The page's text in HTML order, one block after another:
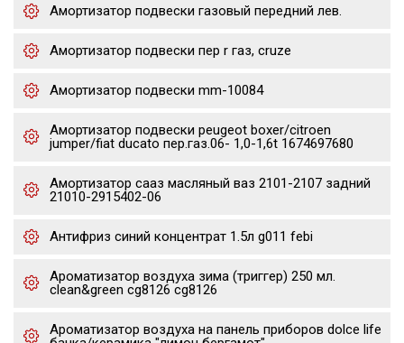
Амортизатор подвески газовый передний лев.
Амортизатор подвески пер r газ, cruze
Амортизатор подвески mm-10084
Амортизатор подвески peugeot boxer/citroen
jumper/fiat ducato пер.газ.06- 1,0-1,6t 1674697680
Амортизатор сааз масляный ваз 2101-2107 задний
21010-2915402-06
Антифриз синий концентрат 1.5л g011 febi
Ароматизатор воздуха зима (триггер) 250 мл.
clean&green cg8126 cg8126
Ароматизатор воздуха на панель приборов dolce life